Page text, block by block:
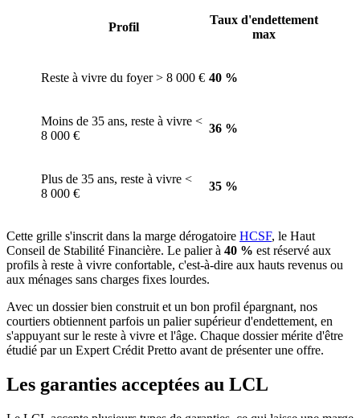
Profil
Taux d'endettement
max
Reste à vivre du foyer > 8 000 € 40 %
Moins de 35 ans, reste à vivre <
8 000 €
36 %
Plus de 35 ans, reste à vivre <
8 000 €
35 %
Cette grille s'inscrit dans la marge dérogatoire HCSF, le Haut
Conseil de Stabilité Financière. Le palier à 40 % est réservé aux
profils à reste à vivre confortable, c'est-à-dire aux hauts revenus ou
aux ménages sans charges fixes lourdes.
Avec un dossier bien construit et un bon profil épargnant, nos
courtiers obtiennent parfois un palier supérieur d'endettement, en
s'appuyant sur le reste à vivre et l'âge. Chaque dossier mérite d'être
étudié par un Expert Crédit Pretto avant de présenter une offre.
Les garanties acceptées au LCL